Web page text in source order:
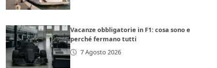
Vacanze obbligatorie in F1: cosa sono e
perché fermano tutti
7 Agosto 2026